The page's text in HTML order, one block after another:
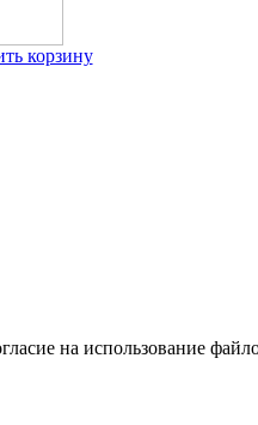
корзину
на использование